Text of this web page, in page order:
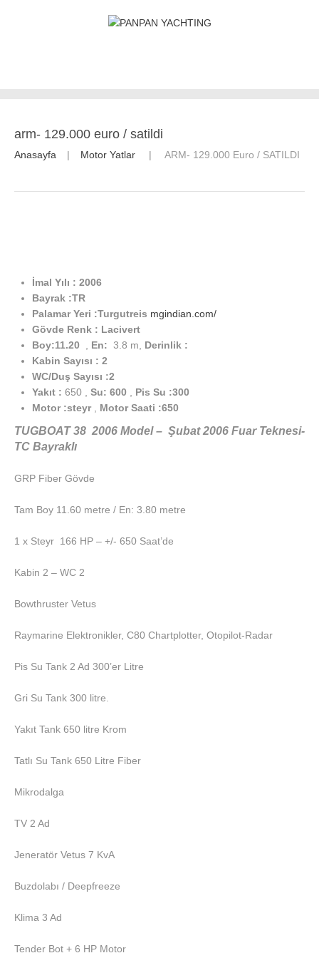
arm- 129.000 euro / satildi
Anasayfa Motor Yatlar ARM- 129.000 Euro / SATILDI
İmal Yılı : 2006
Bayrak :TR
Palamar Yeri :Turgutreis mgindian.com/
Gövde Renk : Lacivert
Boy:11.20
En: 3.8 m, Derinlik :
Kabin Sayısı : 2
WC/Duş Sayısı :2
Yakıt : 650 , Su: 600
Pis Su :300
Motor :steyr, Motor Saati :650
TUGBOAT 38 2006 Model – Şubat 2006 Fuar Teknesi-
TC Bayraklı
GRP Fiber Gövde
Tam Boy 11.60 metre / En: 3.80 metre
1 x Steyr 166 HP – +/- 650 Saat’de
Kabin 2 – WC 2
Bowthruster Vetus
Raymarine Elektronikler, C80 Chartplotter, Otopilot-Radar
Pis Su Tank 2 Ad 300’er Litre
Gri Su Tank 300 litre.
Yakıt Tank 650 litre Krom
Tatlı Su Tank 650 Litre Fiber
Mikrodalga
TV 2 Ad
Jeneratör Vetus 7 KvA
Buzdolabı / Deepfreeze
Klima 3 Ad
Tender Bot + 6 HP Motor